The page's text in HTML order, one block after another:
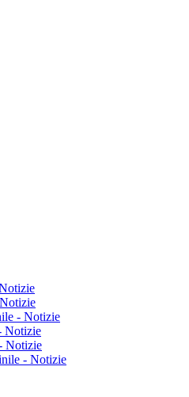
- Notizie
Notizie
Notizie
- Notizie